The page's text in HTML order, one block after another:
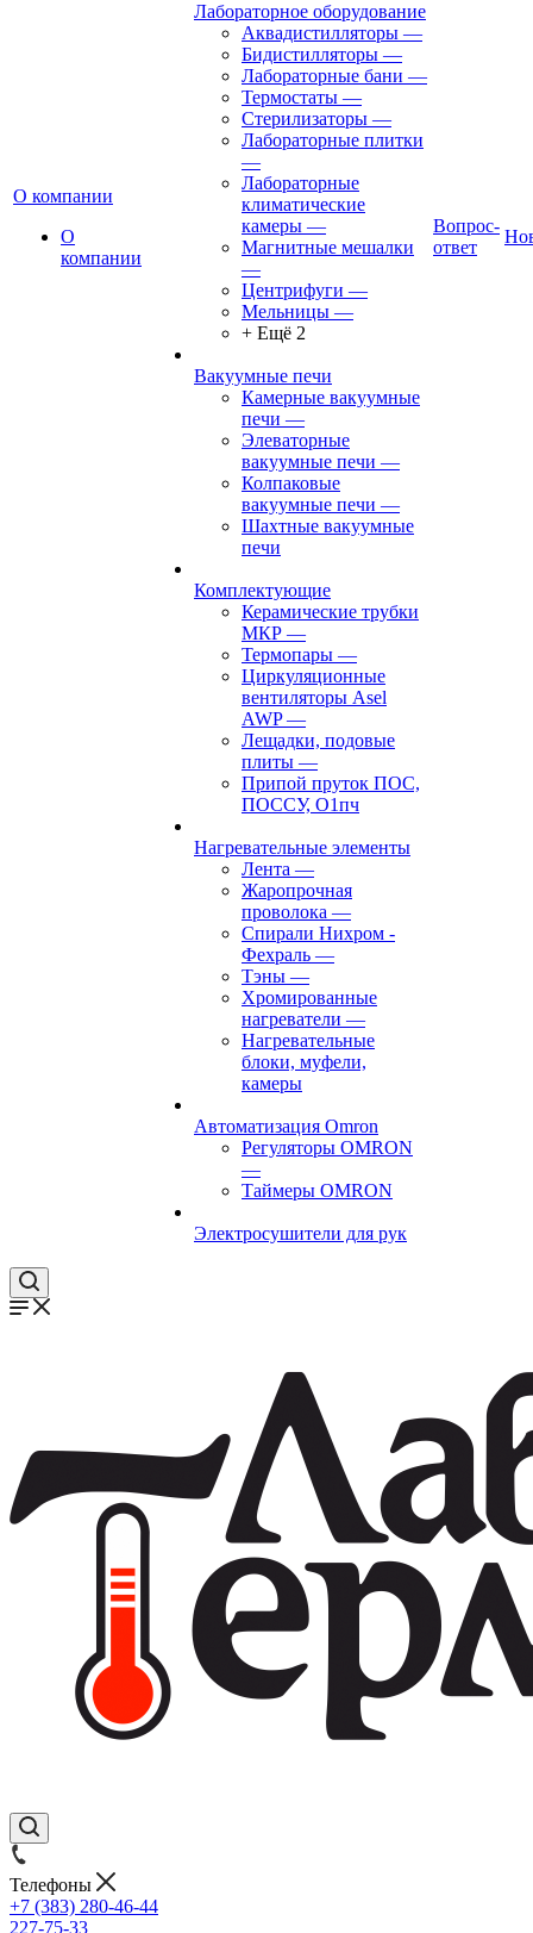
О компании
О
компании
Лабораторное оборудование
Аквадистилляторы —
Бидистилляторы —
Лабораторные бани —
Термостаты —
Стерилизаторы —
Лабораторные плитки
—
Лабораторные
климатические
камеры —
Магнитные мешалки
—
Центрифуги —
Мельницы —
+ Ещё 2
Вакуумные печи
Камерные вакуумные
печи —
Элеваторные
вакуумные печи —
Колпаковые
вакуумные печи —
Шахтные вакуумные
печи
Комплектующие
Керамические трубки
МКР —
Термопары —
Циркуляционные
вентиляторы Asel
AWP—
Лещадки, подовые
плиты —
Припой пруток ПОС,
ПОССУ, О1пч
Нагревательные элементы
Лента —
Жаропрочная
проволока —
Спирали Нихром -
Фехраль —
Тэны —
Хромированные
нагреватели —
Нагревательные
блоки, муфели,
камеры
Автоматизация Omron
Регуляторы OMRON
—
Таймеры OMRON
Электросушители для рук
Вопрос-
ответ
Телефоны
+7 (383) 280-46-44
227-75-33